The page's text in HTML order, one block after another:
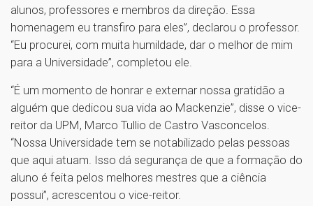
alunos, professores e membros da direção. Essa
homenagem eu transfiro para eles”, declarou o professor.
“Eu procurei, com muita humildade, dar o melhor de mim
para a Universidade”, completou ele.
“É um momento de honrar e externar nossa gratidão a
alguém que dedicou sua vida ao Mackenzie”, disse o vice-
reitor da UPM, Marco Tullio de Castro Vasconcelos.
“Nossa Universidade tem se notabilizado pelas pessoas
que aqui atuam. Isso dá segurança de que a formação do
aluno é feita pelos melhores mestres que a ciência
possui”, acrescentou o vice-reitor.